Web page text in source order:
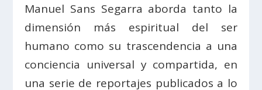
Manuel Sans Segarra aborda tanto la
dimensión más espiritual del ser
humano como su trascendencia a una
conciencia universal y compartida, en
una serie de reportajes publicados a lo